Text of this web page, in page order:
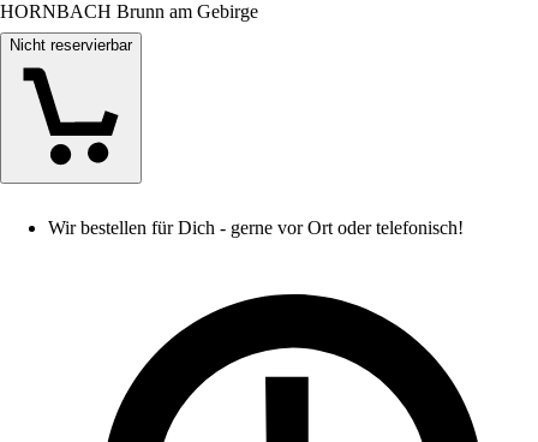
HORNBACH Brunn am Gebirge
Nicht reservierbar
Wir bestellen für Dich - gerne vor Ort oder telefonisch!